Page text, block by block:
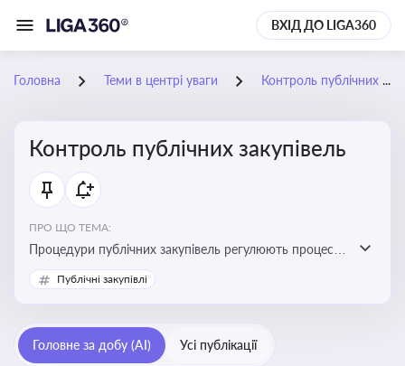
ВХІД ДО LIGA360
Головна Теми в центрі уваги Контроль публічних закупівель
Контроль публічних закупівель
ПРО ЩО ТЕМА:
Процедури публічних закупівель регулюють процес
придбання товарів, робіт і послуг державними
органами та підприємствами. Розуміння цих
юристам і бухгалтерам — забезпечити відповідність
законодавству
Публічні закупівлі
Головне за добу (AI) Усі публікації